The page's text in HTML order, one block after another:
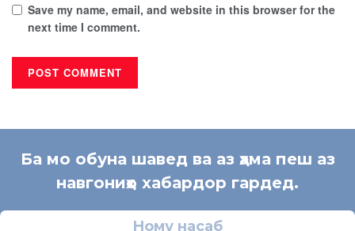
Save my name, email, and website in this browser for the
next time I comment.
Ба мо обуна шавед ва аз ҳама пеш аз
навгониҳо хабардор гардед.